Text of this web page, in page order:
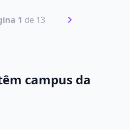
1 de 13
campus da